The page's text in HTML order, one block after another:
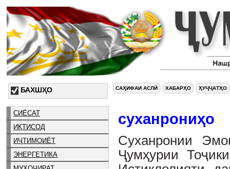
БАХШҲО
СИЁСАТ
ИҚТИСОД
ИҶТИМОИЁТ
ЭНЕРГЕТИКА
САҲИФАИ АСЛӢ ХАБАРҲО ҲУҶҶАТҲО
суханрониҳо
Суханронии
Ҷумҳурии